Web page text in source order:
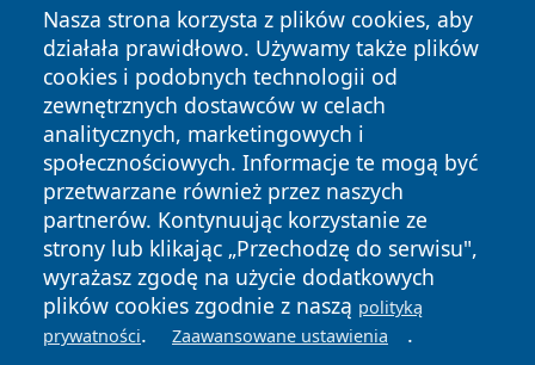
Nasza strona korzysta z plików cookies, aby
działała prawidłowo. Używamy także plików
cookies i podobnych technologii od
zewnętrznych dostawców w celach
analitycznych, marketingowych i
społecznościowych. Informacje te mogą być
przetwarzane również przez naszych
partnerów. Kontynuując korzystanie ze
strony lub klikając „Przechodzę do serwisu",
wyrażasz zgodę na użycie dodatkowych
plików cookies zgodnie z naszą polityką
prywatności. Zaawansowane ustawienia .
Copyright © 2026 echowarszawy.pl Wszystkie prawa
zastrzeżone.
News Autorzy
Polityka
Prywatności
Polityka
Cookies